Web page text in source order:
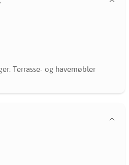
Terrasse- og havemøbler